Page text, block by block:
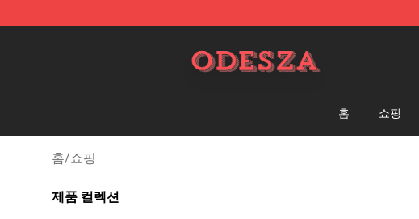
홈 쇼핑
홈/쇼핑
제품 컬렉션